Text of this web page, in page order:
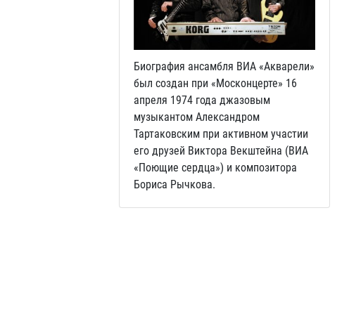
Биография ансамбля ВИА «Акварели»
был создан при «Москонцерте» 16
апреля 1974 года джазовым
музыкантом Александром
Тартаковским при активном участии
его друзей Виктора Векштейна (ВИА
«Поющие сердца») и композитора
Бориса Рычкова.